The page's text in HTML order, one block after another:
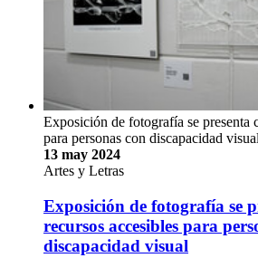
Exposición de fotografía se presenta
para personas con discapacidad visual
13 may 2024
Artes y Letras
Exposición de fotografía se
recursos accesibles para
discapacidad visual